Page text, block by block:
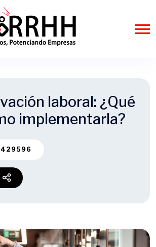
laboral: ¿Qué
implementarla?